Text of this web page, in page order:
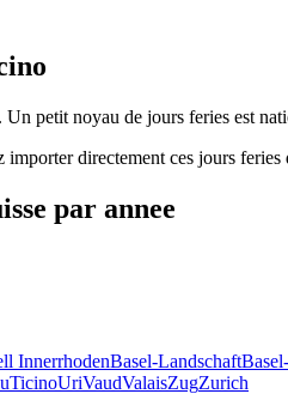
petit noyau de jours feries est
directement ces jours feries
par annee
InnerrhodenBasel-Landschaft
TicinoUriVaudValaisZugZurich